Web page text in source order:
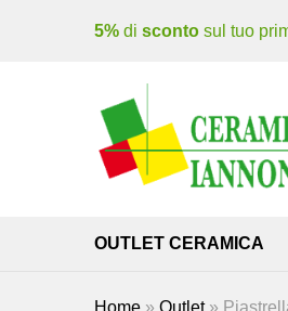
5% di sconto sul tuo
OUTLET CERAMICA
Home » Outlet»